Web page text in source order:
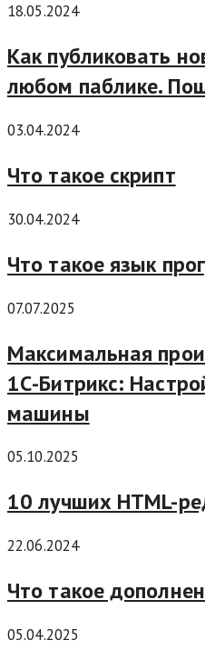
18.05.2024
Как публиковать
любом паблике.
03.04.2024
Что такое скрипт
30.04.2024
Что такое язык
07.07.2025
Максимальная
1С-Битрикс:
машины
05.10.2025
10 лучших HTML-
22.06.2024
Что такое
05.04.2025